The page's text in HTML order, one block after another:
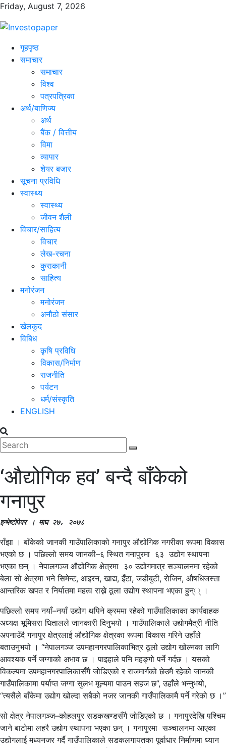
Friday, August 7, 2026
गृहपृष्ठ
समाचार
समाचार
विश्व
पत्रपत्रिका
अर्थ/बाणिज्य
अर्थ
बैंक / वित्तीय
विमा
व्यापार
शेयर बजार
सूचना प्रविधि
स्वास्थ्य
स्वास्थ्य
जीवन शैली
विचार/साहित्य
विचार
लेख-रचना
कुराकानी
साहित्य
मनोरंजन
मनोरंजन
अनौठो संसार
खेलकुद
विबिध
कृषि प्रविधि
विकास/निर्माण
राजनीति
पर्यटन
धर्म/संस्कृति
ENGLISH
‘औद्योगिक हव’ बन्दै बाँकेको
गनापुर
इन्भेष्टोपेपर । माघ २७, २०७८
राँझा । बाँकेको जानकी गाउँपालिकाको गनापुर औद्योगिक नगरीका रूपमा विकास
भएको छ । पछिल्लो समय जानकी–६ स्थित गनापुरमा ६३ उद्योग स्थापना
भएका छन् । नेपालगञ्ज औद्योगिक क्षेत्रमा ३० उद्योगमात्र सञ्चालनमा रहेको
बेला सो क्षेत्रमा भने सिमेन्ट, आइरन, खाद्य, इँटा, जडीबुटी, रोजिन, औषधिजस्ता
आन्तरिक खपत र निर्यातमा महत्व राख्ने ठूला उद्योग स्थापना भएका हुन्् ।
पछिल्लो समय नयाँ–नयाँ उद्योग थपिने क्रममा रहेको गाउँपालिकाका कार्यवाहक
अध्यक्ष भूमिसरा धितालले जानकारी दिनुभयो । गाउँपालिकाले उद्योगमैत्री नीति
अपनाउँदै गनापुर क्षेत्रलाई औद्योगिक क्षेत्रका रूपमा विकास गरिने उहाँले
बताउनुभयो । “नेपालगञ्ज उपमहानगरपालिकाभित्र ठूलो उद्योग खोल्नका लागि
आवश्यक पर्ने जग्गाको अभाव छ । पाइहाले पनि महङ्गो पर्ने गर्दछ । यसको
विकल्पमा उपमहानगरपालिकासँगै जोडिएको र राजमार्गको छेउमै रहेको जानकी
गाउँपालिकामा पर्याप्त जग्गा सुलभ मूल्यमा पाउन सहज छ”, उहाँले भन्नुभयो,
“त्यसैले बाँकेमा उद्योग खोल्दा सबैको नजर जानकी गाउँपालिकामै पर्ने गरेको छ ।”
सो क्षेत्र नेपालगञ्ज–कोहलपुर सडकखण्डसँगै जोडिएको छ । गनापुरदेखि पश्चिम
जाने बाटोमा लहरै उद्योग स्थापना भएका छन् । गनापुरमा सञ्चालनमा आएका
उद्योगलाई मध्यनजर गर्दै गाउँपालिकाले सडकलगायतका पूर्वाधार निर्माणमा ध्यान